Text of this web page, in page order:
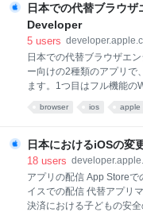
上でのAppleアプリ内購入
商品およびサービスのア
になります。 代替アプリ
ョンを導入すると、マル
るリスクや、その他のプ
ィ上のリスクが新たに生
Appleは日本の規制当局と
プリの公
日本での代替ブラウ
Developer
5 users
日本での代替ブラウザエ
ー向けの2種類のアプリで
ます。1つ目はフル機能の
ブラウズ体験を提供する
ウザエンジンを提供でき
ノロジーへのアクセスを
インタイム（JIT）コンパ
れます。 しかし、ブラウ
のある恐れがあるコンテ
browser ios apple
日本におけるiOSの
18 users
アプリの配信 App Store
イスでの配信 代替アプリ
決済における子どもの安